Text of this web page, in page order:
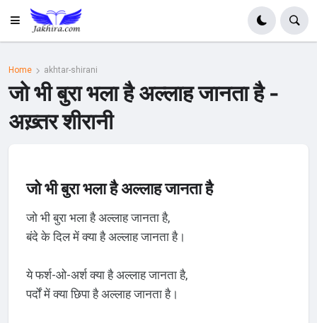
Home akhtar-shirani
जो भी बुरा भला है अल्लाह जानता है -
अख़्तर शीरानी
जो भी बुरा भला है अल्लाह जानता है
जो भी बुरा भला है अल्लाह जानता है,
बंदे के दिल में क्या है अल्लाह जानता है।
ये फर्श-ओ-अर्श क्या है अल्लाह जानता है,
पर्दों में क्या छिपा है अल्लाह जानता है।